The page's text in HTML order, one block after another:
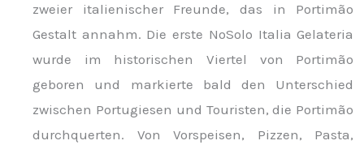
zweier italienischer Freunde, das in Portimão
Gestalt annahm. Die erste NoSolo Italia Gelateria
wurde im historischen Viertel von Portimão
geboren und markierte bald den Unterschied
zwischen Portugiesen und Touristen, die Portimão
durchquerten. Von Vorspeisen, Pizzen, Pasta,